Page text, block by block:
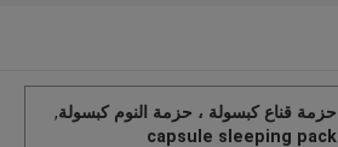
حزمة قناع كبسولة ، حزمة النوم كبسولة,
capsule sleeping pack